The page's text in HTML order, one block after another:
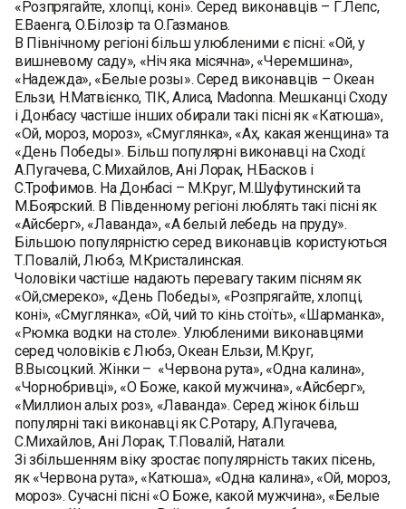
«Розпрягайте, хлопці, коні». Серед виконавців – Г.Лепс,
Е.Ваенга, О.Білозір та О.Газманов.
В Північному регіоні більш улюбленими є пісні: «Ой, у
вишневому саду», «Ніч яка місячна», «Черемшина»,
«Надежда», «Белые розы». Серед виконавців – Океан
Ельзи, Н.Матвієнко, ТІК, Алиса, Madonna. Мешканці Сходу
і Донбасу частіше інших обирали такі пісні як «Катюша»,
«Ой, мороз, мороз», «Смуглянка», «Ах, какая женщина» та
«День Победы». Більш популярні виконавці на Сході:
А.Пугачева, С.Михайлов, Ані Лорак, Н.Басков і
С.Трофимов. На Донбасі – М.Круг, М.Шуфутинский та
М.Боярский. В Південному регіоні люблять такі пісні як
«Айсберг», «Лаванда», «А белый лебедь на пруду».
Більшою популярністю серед виконавців користуються
Т.Повалій, Любэ, М.Кристалинская.
Чоловіки частіше надають перевагу таким пісням як
«Ой,смереко», «День Победы», «Розпрягайте, хлопці,
коні», «Смуглянка», «Ой, чий то кінь стоїть», «Шарманка»,
«Рюмка водки на столе». Улюбленими виконавцями
серед чоловіків є Любэ, Океан Ельзи, М.Круг,
В.Высоцкий. Жінки – «Червона рута», «Одна калина»,
«Чорнобривці», «О Боже, какой мужчина», «Айсберг»,
«Миллион алых роз», «Лаванда». Серед жінок більш
популярні такі виконавці як С.Ротару, А.Пугачева,
С.Михайлов, Ані Лорак, Т.Повалій, Натали.
Зі збільшенням віку зростає популярність таких пісень,
як «Червона рута», «Катюша», «Одна калина», «Ой, мороз,
мороз». Сучасні пісні «О Боже, какой мужчина», «Белые